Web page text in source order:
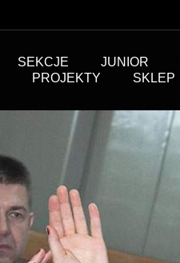
SEKCJE JUNIOR
PROJEKTY SKLEP